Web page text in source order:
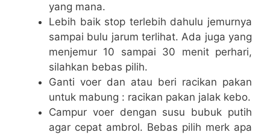
yang mana.
Lebih baik stop terlebih dahulu jemurnya
sampai bulu jarum terlihat. Ada juga yang
menjemur 10 sampai 30 menit perhari,
silahkan bebas pilih.
Ganti voer dan atau beri racikan pakan
untuk mabung : racikan pakan jalak kebo.
Campur voer dengan susu bubuk putih
agar cepat ambrol. Bebas pilih merk apa